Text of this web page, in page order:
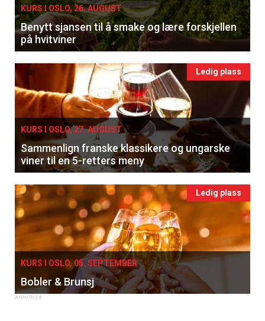
KURS I OSLO, 26. AUGUST
Benytt sjansen til å smake og lære forskjellen
på hvitviner
Ledig plass
KURS I OSLO, 27. AUGUST
Sammenlign franske klassikere og ungarske
viner til en 5-retters meny
Ledig plass
KURS I OSLO, 05. SEPTEMBER
Bobler & Brunsj